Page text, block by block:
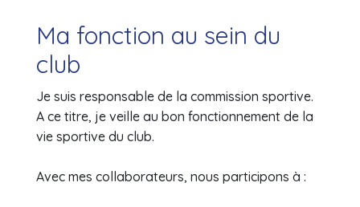
Ma fonction au sein du
club
Je suis responsable de la commission sportive.
A ce titre, je veille au bon fonctionnement de la
vie sportive du club.
Avec mes collaborateurs, nous participons à :